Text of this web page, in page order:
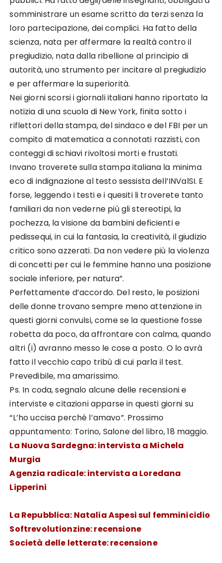
somministrare un esame scritto da terzi senza la
loro partecipazione, dei complici. Ha fatto della
scienza, nata per affermare la realtà contro il
pregiudizio, nata dalla ribellione al principio di
autorità, uno strumento per incitare al pregiudizio
e per affermare la superiorità.
Nei giorni scorsi i giornali italiani hanno riportato la
notizia di una scuola di New York, finita sotto i
riflettori della stampa, del sindaco e del FBI per un
compito di matematica a connotati razzisti, con
conteggi di schiavi rivoltosi morti e frustati.
Invano troverete sulla stampa italiana la minima
eco di indignazione al testo sessista dell’INValSI. E
forse, leggendo i testi e i quesiti li troverete tanto
familiari da non vederne più gli stereotipi, la
pochezza, la visione da bambini deficienti e
pedissequi, in cui la fantasia, la creatività, il giudizio
critico sono azzerati. Da non vedere più la violenza
di concetti per cui le femmine hanno una posizione
sociale inferiore, per natura”.
Perfettamente d’accordo. Del resto, le posizioni
delle donne trovano sempre meno attenzione in
questi giorni convulsi, come se la questione fosse
robetta da poco, da affrontare con calma, quando
altri (i) avranno messo le cose a posto. O lo avrà
fatto il vecchio capo tribù di cui parla il test.
Prevedibile, ma amarissimo.
Ps. In coda, segnalo alcune delle recensioni e
interviste e citazioni apparse in questi giorni su
“L’ho uccisa perché l’amavo”. Prossimo
appuntamento: Torino, Salone del libro, 18 maggio.
La Nuova Sardegna: intervista a Michela
Murgia
Agenzia radicale: intervista a Loredana
Lipperini
La Repubblica: Natalia Aspesi sul femminicidio
Softrevolutionzine: recensione
Società delle letterate: recensione